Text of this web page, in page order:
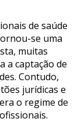
de saúde
se uma
muitas
a captação de
Contudo,
jurídicas e
o regime de